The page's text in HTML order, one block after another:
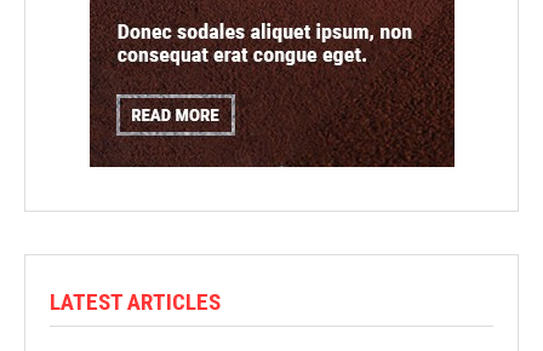
LATEST ARTICLES